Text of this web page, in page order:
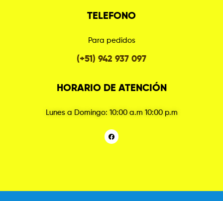
TELEFONO
Para pedidos
(+51) 942 937 097
HORARIO DE ATENCIÓN
Lunes a Domingo: 10:00 a.m 10:00 p.m